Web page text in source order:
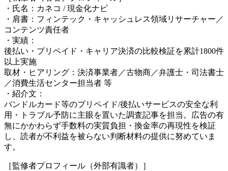
・氏名：カネコ / 現金化ナビ
・肩書：フィンテック・キャッシュレス領域リサーチャー／
コンテンツ責任者
・実績：
後払い・プリペイド・キャリア決済の比較検証を累計1800件
以上実施
取材・ヒアリング：決済事業者／古物商／弁護士・司法書士
／消費生活センター担当者 等
・紹介文：
バンドルカード等のプリペイド/後払いサービスの安全な利
用・トラブル予防に主眼を置いた調査記事を担当。広告の有
無にかかわらず手数料の実質負担・換金率の再現性を検証
し、読者が不利益を被らない判断材料の提供に努めていま
す。
［監修者プロフィール（外部有識者）］